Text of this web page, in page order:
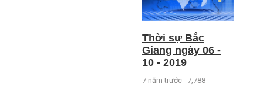
Thời sự Bắc
Giang ngày 06 -
10 - 2019
7 năm trước 7,788